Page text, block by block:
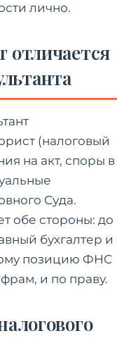
лично.
отличается
(налоговый
на акт, споры в
Суда.
обе стороны: до
бухгалтер и
позицию ФНС
и по праву.